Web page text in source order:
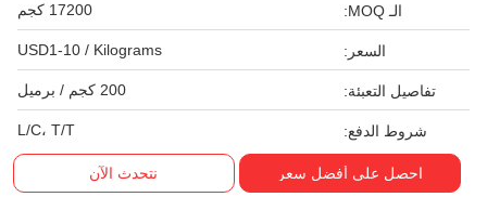
الـ MOQ: 17200 كجم
السعر: USD1-10 / Kilograms
تفاصيل التعبئة: 200 كجم / برميل
شروط الدفع: L/C، T/T
احصل على أفضل سعر نتحدث الآن